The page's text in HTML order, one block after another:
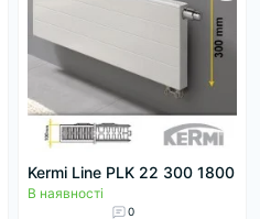
Kermi Line PLK 22 300 1800
В наявності
0